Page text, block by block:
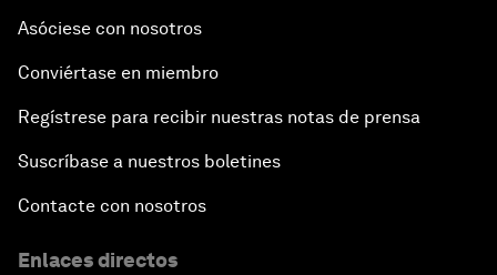
Asóciese con nosotros
Conviértase en miembro
Regístrese para recibir nuestras notas de prensa
Suscríbase a nuestros boletines
Contacte con nosotros
Enlaces directos